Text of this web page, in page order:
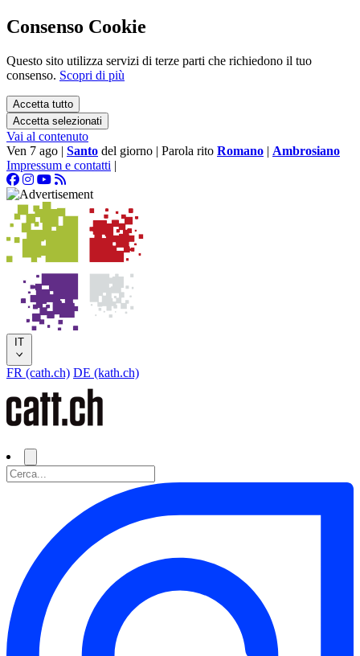
Consenso Cookie
Questo sito utilizza servizi di terze parti che richiedono il tuo
consenso. Scopri di più
Accetta tutto
Accetta selezionati
Vai al contenuto
Ven 7 ago | Santo del giorno | Parola rito Romano | Ambrosiano
Impressum e contatti |
IT
FR (cath.ch) DE (kath.ch)